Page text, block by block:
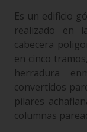
Es un edificio
realizado en
cabecera
en cinco
herradura
convertidos
pilares
columnas